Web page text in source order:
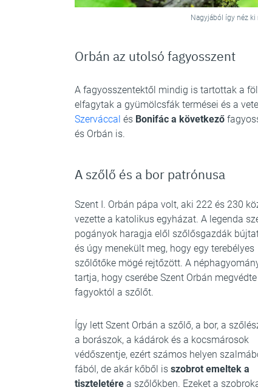
Nagyjából így néz
Orbán az utolsó fagyosszent
A fagyosszentektől mindig is tartottak a
elfagytak a gyümölcsfák termései és a
Szerváccal és Bonifác a következő
és Orbán is.
A szőlő és a bor patrónusa
Szent I. Orbán pápa volt, aki 222 és 230
vezette a katolikus egyházat. A legenda
pogányok haragja elől szőlősgazdák
és úgy menekült meg, hogy egy terebélyes
szőlőtőke mögé rejtőzött. A
tartja, hogy cserébe Szent Orbán
fagyoktól a szőlőt.
Így lett Szent Orbán a szőlő, a bor, a
a borászok, a kádárok és a kocsmárosok
védőszentje, ezért számos helyen
fából, de akár kőből is szobrot emeltek a
tiszteletére a szőlőkben. Ezeket a